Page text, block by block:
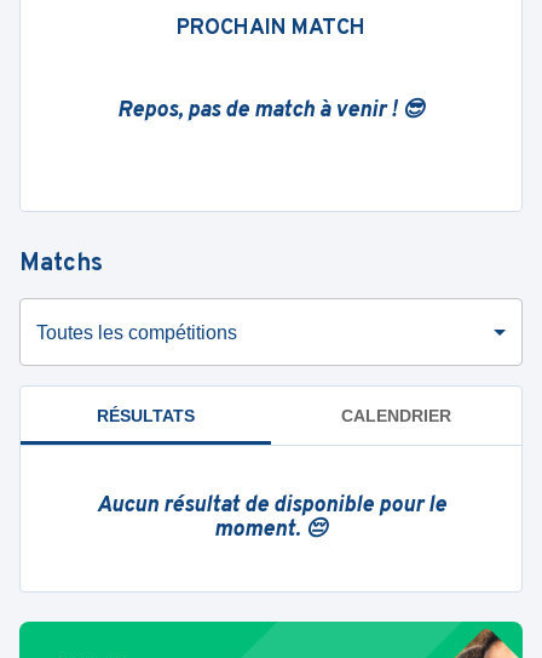
PROCHAIN MATCH
Repos, pas de match à venir ! 😎
Matchs
Toutes les compétitions
RÉSULTATS CALENDRIER
Aucun résultat de disponible pour le
moment. 😔